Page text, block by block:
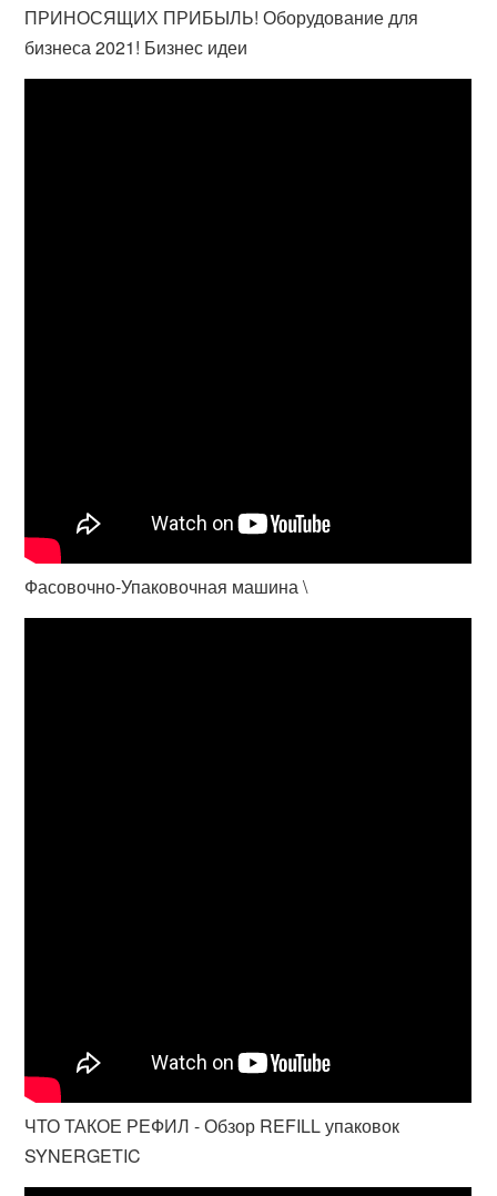
ПРИНОСЯЩИХ ПРИБЫЛЬ! Оборудование для
бизнеса 2021! Бизнес идеи
Фасовочно-Упаковочная машина \
ЧТО ТАКОЕ РЕФИЛ - Обзор REFILL упаковок
SYNERGETIC